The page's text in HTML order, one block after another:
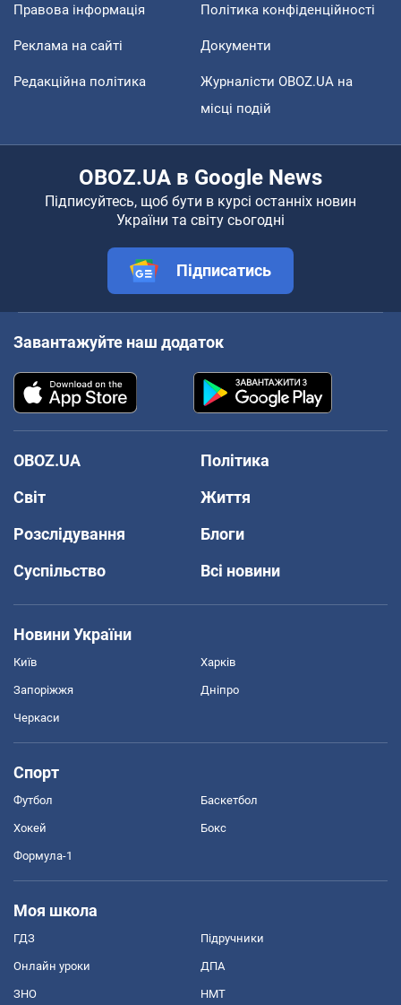
Правова інформація Політика конфіденційності
Реклама на сайті Документи
Редакційна політика
Журналісти OBOZ.UA на
місці подій
OBOZ.UA в Google News
Підписуйтесь, щоб бути в курсі останніх новин
України та світу сьогодні
Підписатись
Завантажуйте наш додаток
OBOZ.UA
Політика
Світ
Життя
Розслідування
Блоги
Суспільство
Всі новини
Новини України
Київ Харків
Запоріжжя Дніпро
Черкаси
Спорт
Футбол Баскетбол
Хокей Бокс
Формула-1
Моя школа
ГДЗ Підручники
Онлайн уроки ДПА
ЗНО НМТ